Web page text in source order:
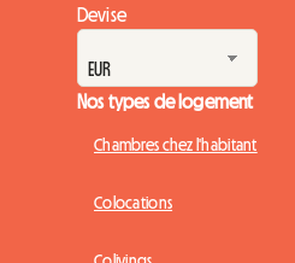
Devise
Nos types de logement
Chambres chez l'habitant
Colocations